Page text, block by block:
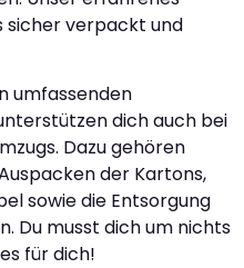
sicher verpackt und
umfassenden
dich auch bei
Dazu gehören
der Kartons,
sowie die Entsorgung
Du musst dich um nichts
für dich!